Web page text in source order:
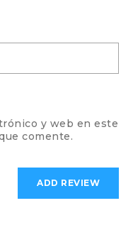
y web en este
comente.